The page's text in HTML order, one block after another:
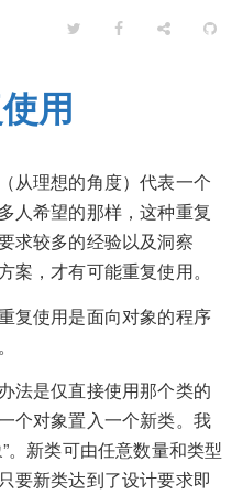
用
从理想的角度）代表一个
人希望的那样，这种重复
求较多的经验以及洞察
案，才有可能重复使用。
复使用是面向对象的程序
法是仅直接使用那个类的
个对象置入一个新类。我
。新类可由任意数量和类型
要新类达到了设计要求即